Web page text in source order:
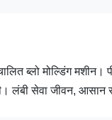
ब्लो मोल्डिंग मशीन।
सेवा जीवन, आसान